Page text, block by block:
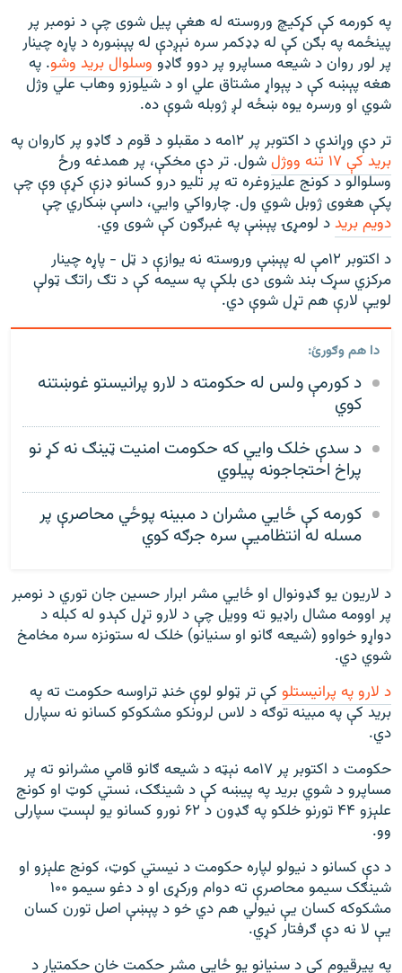
په کورمه کې کړکیچ وروسته له هغې پیل شوی چې د نومبر پر
پینځمه په بګن کې له ډډکمر سره نېږدې له پېښوره د پاړه چینار
پر لور روان د شیعه مساپرو پر دوو ګاډو وسلوال برید وشو. په
هغه پېښه کې د پېواړ مشتاق علي او د شیلوزو وهاب علي وژل
شوي او ورسره یوه ښځه لږ ژوبله شوې ده.
تر دې وړاندې د اکتوبر پر ۱۲مه د مقبلو د قوم د ګاډو پر کاروان په
بريد کې ۱۷ تنه ووژل
شول. تر دې مخکې، پر همدغه ورځ
وسلوالو د کونج عليزوغره ته پر تليو درو کسانو ډزې کړې وې چې
پکې هغوی ژوبل شوي ول. چارواکي وایي، داسې ښکاري چې
دویم بریدد لومړۍ پېښې په غبرګون کې شوی وي.
د اکتوبر ۱۲مې له پېښې وروسته نه يوازې د ټل - پاړه چینار
مرکزي سړک بند شوی دی بلکې په سيمه کې د تګ راتګ ټولې
لويې لارې هم تړل شوې دي.
دا هم وګورئ:
د کورمې ولس له حکومته د لارو پرانیستو غوښتنه
کوي
د سدې خلک وايي که حکومت امنيت ټينګ نه کړ نو
پراخ احتجاجونه پيلوي
کورمه کې ځايي مشران د مبينه پوځي محاصرې پر
مسله له انتظاميې سره جرګه کوي
د لاریون يو ګډونوال او ځايي مشر ابرار حسین جان توري د نومبر
پر اوومه مشال راډيو ته وویل چې د لارو تړل کېدو له کبله د
دواړو خواوو (شيعه ګانو او سنیانو) خلک له ستونزه سره مخامخ
شوي دي.
د لارو په پرانیستلو کې تر ټولو لوې خنډ تراوسه حکومت ته په
بريد کې په مبینه توګه د لاس لرونکو مشکوکو کسانو نه سپارل
دي.
حکومت د اکتوبر پر ۱۷مه نېټه د شیعه ګانو قامي مشرانو ته پر
مساپرو د شوي برید په پیښه کې د شینګک، نستي کوټ او کونج
علېزو ۴۴ تورنو خلکو په ګډون د ۶۲ نورو کسانو یو لېسټ سپارلی
وو.
د دې کسانو د نيولو لپاره حکومت د نیستي کوټ، کونج علېزو او
شینګک سيمو محاصرې ته دوام ورکړی او د دغو سيمو ۱۰۰
مشکوکه کسان يې نیولي هم دي خو د پېښې اصل تورن کسان
يې لا نه دې ګرفتار کړي.
په پیرقیوم کې د سنیانو یو ځايي مشر حکمت خان حکمتیار د